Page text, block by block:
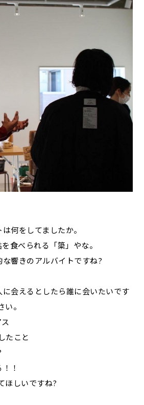
何をしてましたか。
食べられる「簗」やな。
響きのアルバイトですね?
会えるとしたら誰に会いたいです
。
たこと
！
ほしいですね?